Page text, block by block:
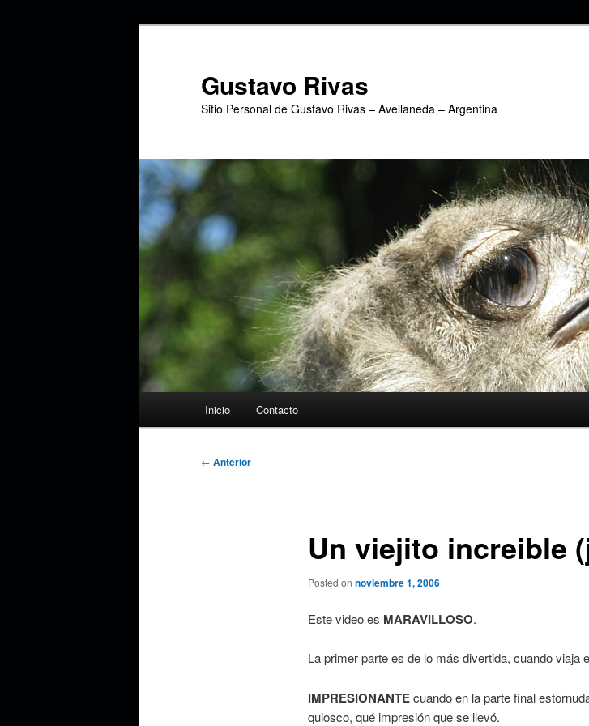
Gustavo Rivas
Sitio Personal de Gustavo Rivas – Avellaneda – Argentina
Inicio Contacto
Navegación
← Anterior
Un viejito increible
Posted on noviembre 1, 2006
Este video es MARAVILLOSO.
La primer parte es de lo más divertida, cuando
IMPRESIONANTEcuando en la parte final
quiosco, qué impresión que se llevó.